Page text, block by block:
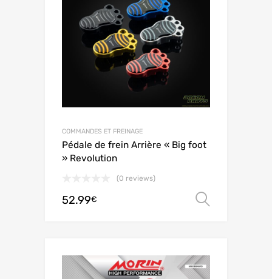
COMMANDES ET FREINAGE
Pédale de frein Arrière « Big foot
» Revolution
(0 reviews)
52.99€